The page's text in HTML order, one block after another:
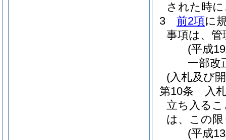
された時
3
前2項に
事項は、
(平成
一部改
(入札及び
第10条
入
立ち入る
は、この
(平成